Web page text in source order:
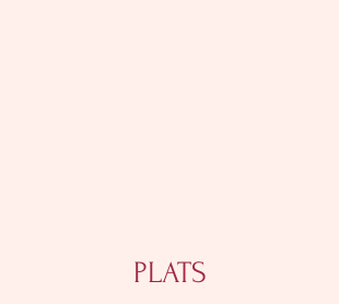
PLATS